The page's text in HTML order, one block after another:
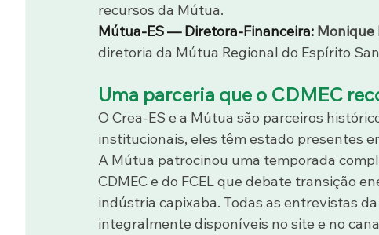
recursos da Mútua.
Mútua-ES — Diretora-Financeira: Monique
diretoria da Mútua Regional do Espírito
Uma parceria que o CDMEC
O Crea-ES e a Mútua são parceiros
institucionais, eles têm estado presentes
A Mútua patrocinou uma temporada
CDMEC e do FCEL que debate transição
indústria capixaba. Todas as entrevistas
integralmente disponíveis no site e no